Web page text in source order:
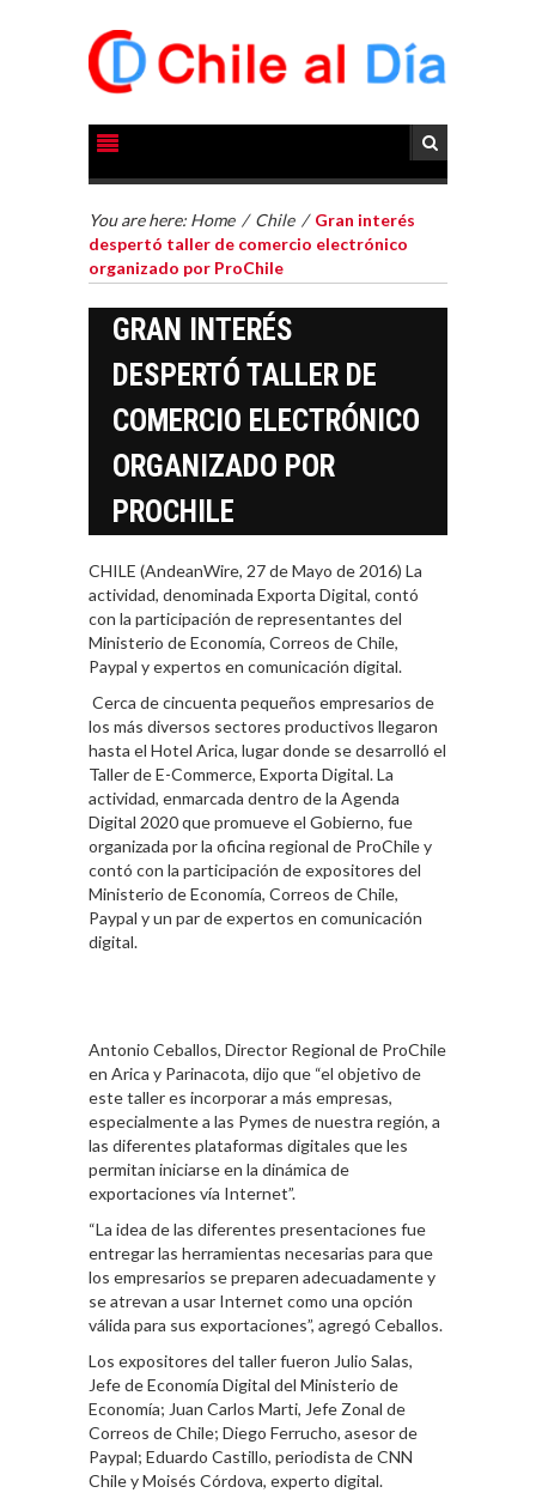
You are here: Home / Chile / Gran interés
despertó taller de comercio electrónico
organizado por ProChile
GRAN INTERÉS
DESPERTÓ TALLER DE
COMERCIO ELECTRÓNICO
ORGANIZADO POR
PROCHILE
CHILE (AndeanWire, 27 de Mayo de 2016) La
actividad, denominada Exporta Digital, contó
con la participación de representantes del
Ministerio de Economía, Correos de Chile,
Paypal y expertos en comunicación digital.
Cerca de cincuenta pequeños empresarios de
los más diversos sectores productivos llegaron
hasta el Hotel Arica, lugar donde se desarrolló el
Taller de E-Commerce, Exporta Digital. La
actividad, enmarcada dentro de la Agenda
Digital 2020 que promueve el Gobierno, fue
organizada por la oficina regional de ProChile y
contó con la participación de expositores del
Ministerio de Economía, Correos de Chile,
Paypal y un par de expertos en comunicación
digital.
Antonio Ceballos, Director Regional de ProChile
en Arica y Parinacota, dijo que “el objetivo de
este taller es incorporar a más empresas,
especialmente a las Pymes de nuestra región, a
las diferentes plataformas digitales que les
permitan iniciarse en la dinámica de
exportaciones vía Internet”.
“La idea de las diferentes presentaciones fue
entregar las herramientas necesarias para que
los empresarios se preparen adecuadamente y
se atrevan a usar Internet como una opción
válida para sus exportaciones”, agregó Ceballos.
Los expositores del taller fueron Julio Salas,
Jefe de Economía Digital del Ministerio de
Economía; Juan Carlos Marti, Jefe Zonal de
Correos de Chile; Diego Ferrucho, asesor de
Paypal; Eduardo Castillo, periodista de CNN
Chile y Moisés Córdova, experto digital.